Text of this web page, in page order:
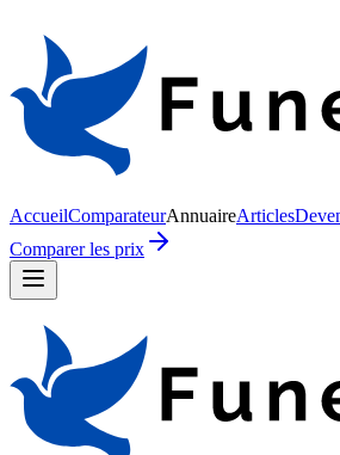
AccueilComparateurAnnuaireArticles
Comparer les prix